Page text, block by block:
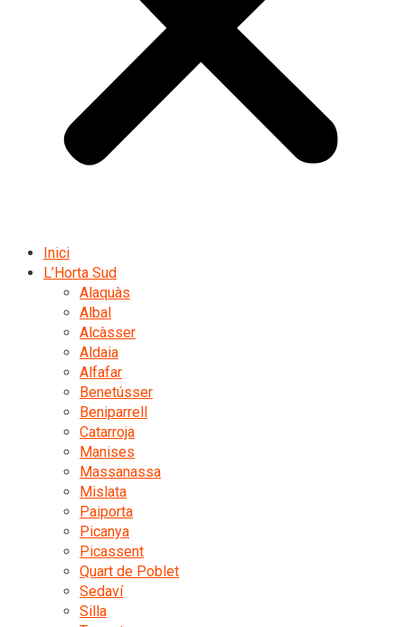
Inici
L’Horta Sud
Alaquàs
Albal
Alcàsser
Aldaia
Alfafar
Benetússer
Beniparrell
Catarroja
Manises
Massanassa
Mislata
Paiporta
Picanya
Picassent
Quart de Poblet
Sedaví
Silla